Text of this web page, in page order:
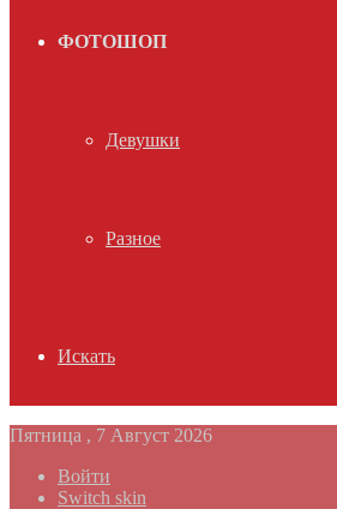
ФОТОШОП
Девушки
Разное
Искать
Пятница , 7 Август 2026
Войти
Switch skin